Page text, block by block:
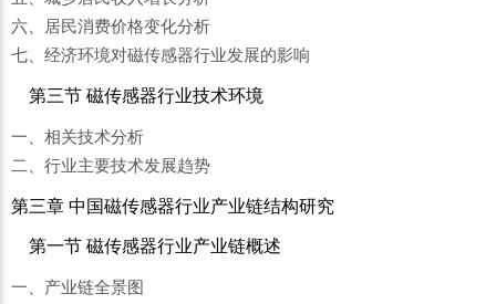
六、居民消费价格变化分析
七、经济环境对磁传感器行业发展的影响
第三节 磁传感器行业技术环境
一、相关技术分析
二、行业主要技术发展趋势
第三章 中国磁传感器行业产业链结构研究
第一节 磁传感器行业产业链概述
一、产业链全景图